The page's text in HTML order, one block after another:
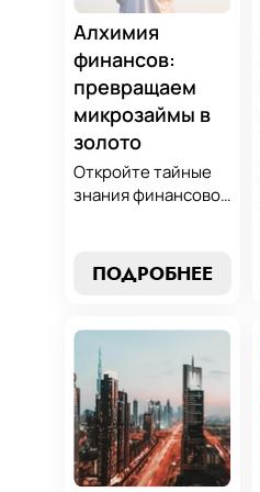
Алхимия
финансов:
превращаем
микрозаймы в
золото
Откройте тайные
знания финансовой
превращать
обязательства по
золотые
возможности.
Погрузитесь в мир
умного управления
долгами с нашим
практическим
руководством.
ПОДРОБНЕЕ